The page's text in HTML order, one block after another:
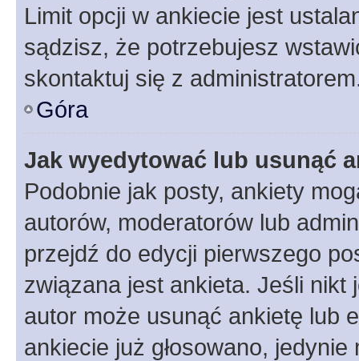
Limit opcji w ankiecie jest
sądzisz, że potrzebujesz
skontaktuj się z
Góra
Jak wyedytować lub usunąć
Podobnie jak posty, ankiety
autorów, moderatorów lub
przejdź do edycji pierwszego
związana jest ankieta. Jeśli nikt
autor może usunąć ankietę lub
ankiecie już głosowano,